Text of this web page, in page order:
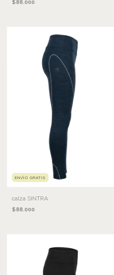
$88.000
ENVÍO GRATIS
calza SINTRA
$88.000